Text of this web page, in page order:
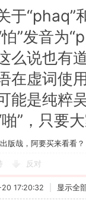
于“phaq”
”发音为
么说也有
在虚词使
能是纯粹
”，只要
版哉，阿要买来看看？
反对
17:20:32 显示全